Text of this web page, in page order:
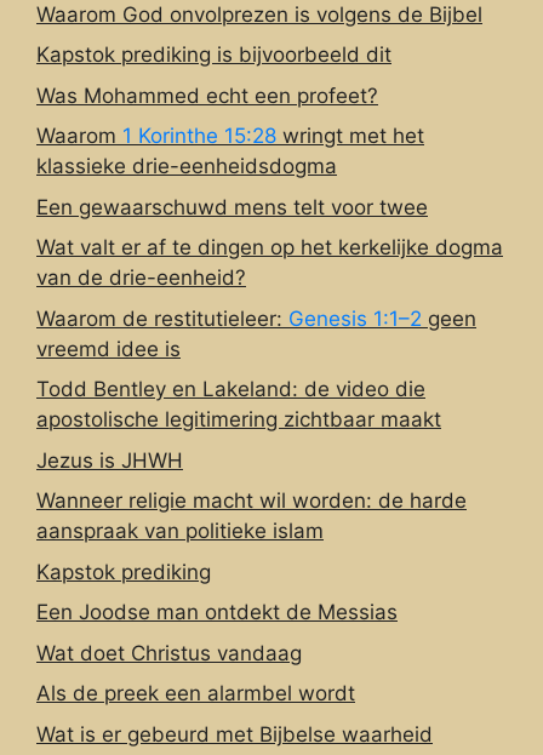
Waarom God onvolprezen is volgens de Bijbel
Kapstok prediking is bijvoorbeeld dit
Was Mohammed echt een profeet?
Waarom 1 Korinthe 15:28 wringt met het
klassieke drie-eenheidsdogma
Een gewaarschuwd mens telt voor twee
Wat valt er af te dingen op het kerkelijke dogma
van de drie-eenheid?
Waarom de restitutieleer: Genesis 1:1–2 geen
vreemd idee is
Todd Bentley en Lakeland: de video die
apostolische legitimering zichtbaar maakt
Jezus is JHWH
Wanneer religie macht wil worden: de harde
aanspraak van politieke islam
Kapstok prediking
Een Joodse man ontdekt de Messias
Wat doet Christus vandaag
Als de preek een alarmbel wordt
Wat is er gebeurd met Bijbelse waarheid